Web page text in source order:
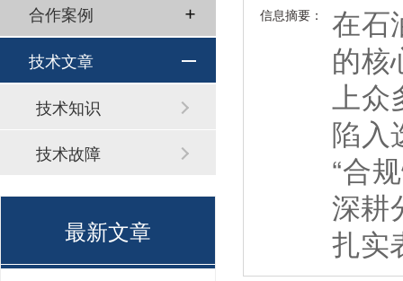
信息摘要：
在石
的核
上
陷入
“合
深耕
扎实
合作案例
技术文章
技术知识
技术故障
最新文章